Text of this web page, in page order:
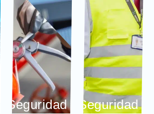
Seguridad Electrónica
Seguridad